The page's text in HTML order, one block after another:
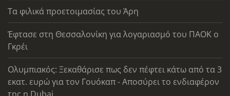
Τα φιλικά προετοιμασίας του Άρη
Έφτασε στη Θεσσαλονίκη για λογαριασμό του ΠΑΟΚ ο
Γκρέι
Ολυμπιακός: Ξεκαθάρισε πως δεν πέφτει κάτω από τα 3
εκατ. ευρώ για τον Γουόκαπ - Αποσύρει το ενδιαφέρον